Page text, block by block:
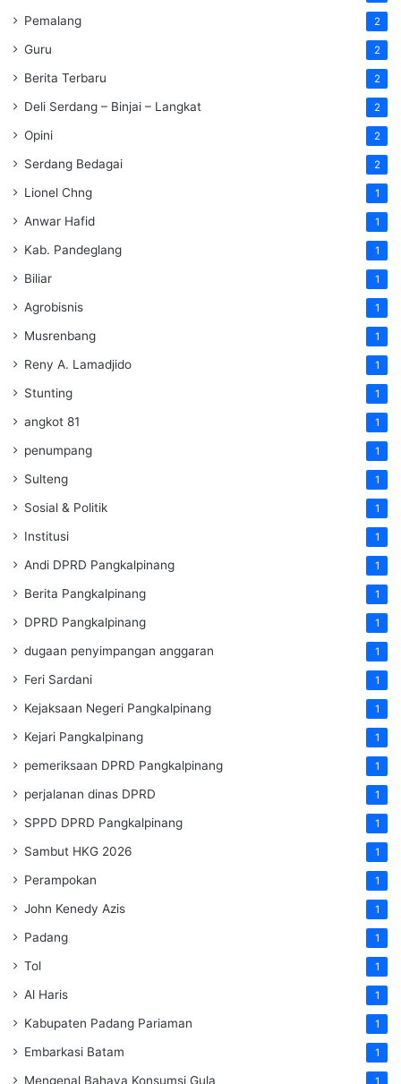
Pemalang 2
Guru 2
Berita Terbaru 2
Deli Serdang – Binjai – Langkat 2
Opini 2
Serdang Bedagai 2
Lionel Chng 1
Anwar Hafid 1
Kab. Pandeglang 1
Biliar 1
Agrobisnis 1
Musrenbang 1
Reny A. Lamadjido 1
Stunting 1
angkot 81 1
penumpang 1
Sulteng 1
Sosial & Politik 1
Institusi 1
Andi DPRD Pangkalpinang 1
Berita Pangkalpinang 1
DPRD Pangkalpinang 1
dugaan penyimpangan anggaran 1
Feri Sardani 1
Kejaksaan Negeri Pangkalpinang 1
Kejari Pangkalpinang 1
pemeriksaan DPRD Pangkalpinang 1
perjalanan dinas DPRD 1
SPPD DPRD Pangkalpinang 1
Sambut HKG 2026 1
Perampokan 1
John Kenedy Azis 1
Padang 1
Tol 1
Al Haris 1
Kabupaten Padang Pariaman 1
Embarkasi Batam 1
Mengenal Bahaya Konsumsi Gula 1